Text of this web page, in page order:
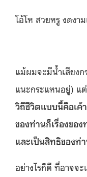
โอ้โห สวยหรู งดงา
แม้ผมจะมีน้ำเสียงก
แนะกระแหนอยู่) แ
วิถีชีวิตแบบนี้คือเค้
ของท่านก็เรื่องขอ
และเป็นสิทธิของท่
อย่างไรก็ดี ที่อาจจ